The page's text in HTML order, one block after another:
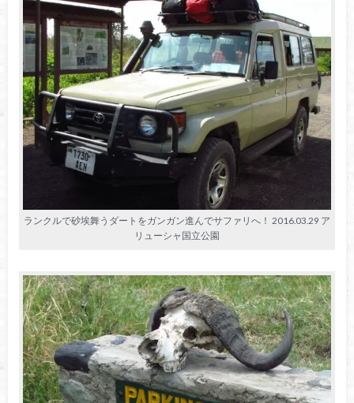
ランクルで砂埃舞うダートをガンガン進んでサファリへ！ 2016.03.29 ア
リューシャ国立公園